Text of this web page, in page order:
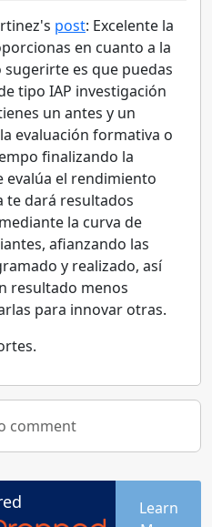
post: Excelente la
en cuanto a la
es que puedas
tipo IAP investigación
un antes y un
evaluación formativa o
finalizando la
evalúa el rendimiento
te dará resultados
la curva de
afianzando las
y realizado, así
resultado menos
para innovar otras.
comment
Learn